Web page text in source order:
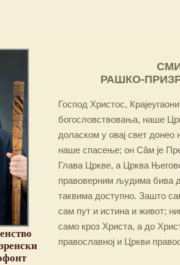
РАШКО-
Господ Христос,
богословствовања, наше
доласком у овај свет донео
наше спасење; он Сâм је
Глава Цркве, а Црква
правоверним људима бива
таквима доступно. Зашто
сам пут и истина и живот;
само кроз Христа, а до
православној и Цркви